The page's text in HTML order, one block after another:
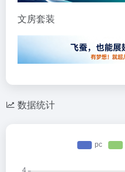
文房套装
数据统计